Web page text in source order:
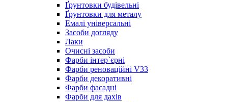
Ґрунтовки будівельні
Ґрунтовки для металу
Емалі універсальні
Засоби догляду
Лаки
Очисні засоби
Фарби інтер`єрні
Фарби реноваційні V33
Фарби декоративні
Фарби фасадні
Фарби для дахів